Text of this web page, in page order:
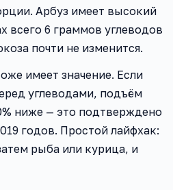
Арбуз имеет высокий
всего 6 граммов углеводов
почти не изменится.
имеет значение. Если
углеводами, подъём
ниже — это подтверждено
годов. Простой лайфхак:
рыба или курица, и